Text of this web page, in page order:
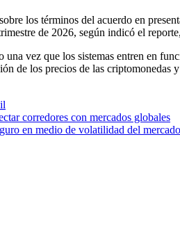
los términos del acuerdo en
de 2026, según indicó el
vez que los sistemas entren en
de los precios de las
corredores con mercados globales
en medio de volatilidad del